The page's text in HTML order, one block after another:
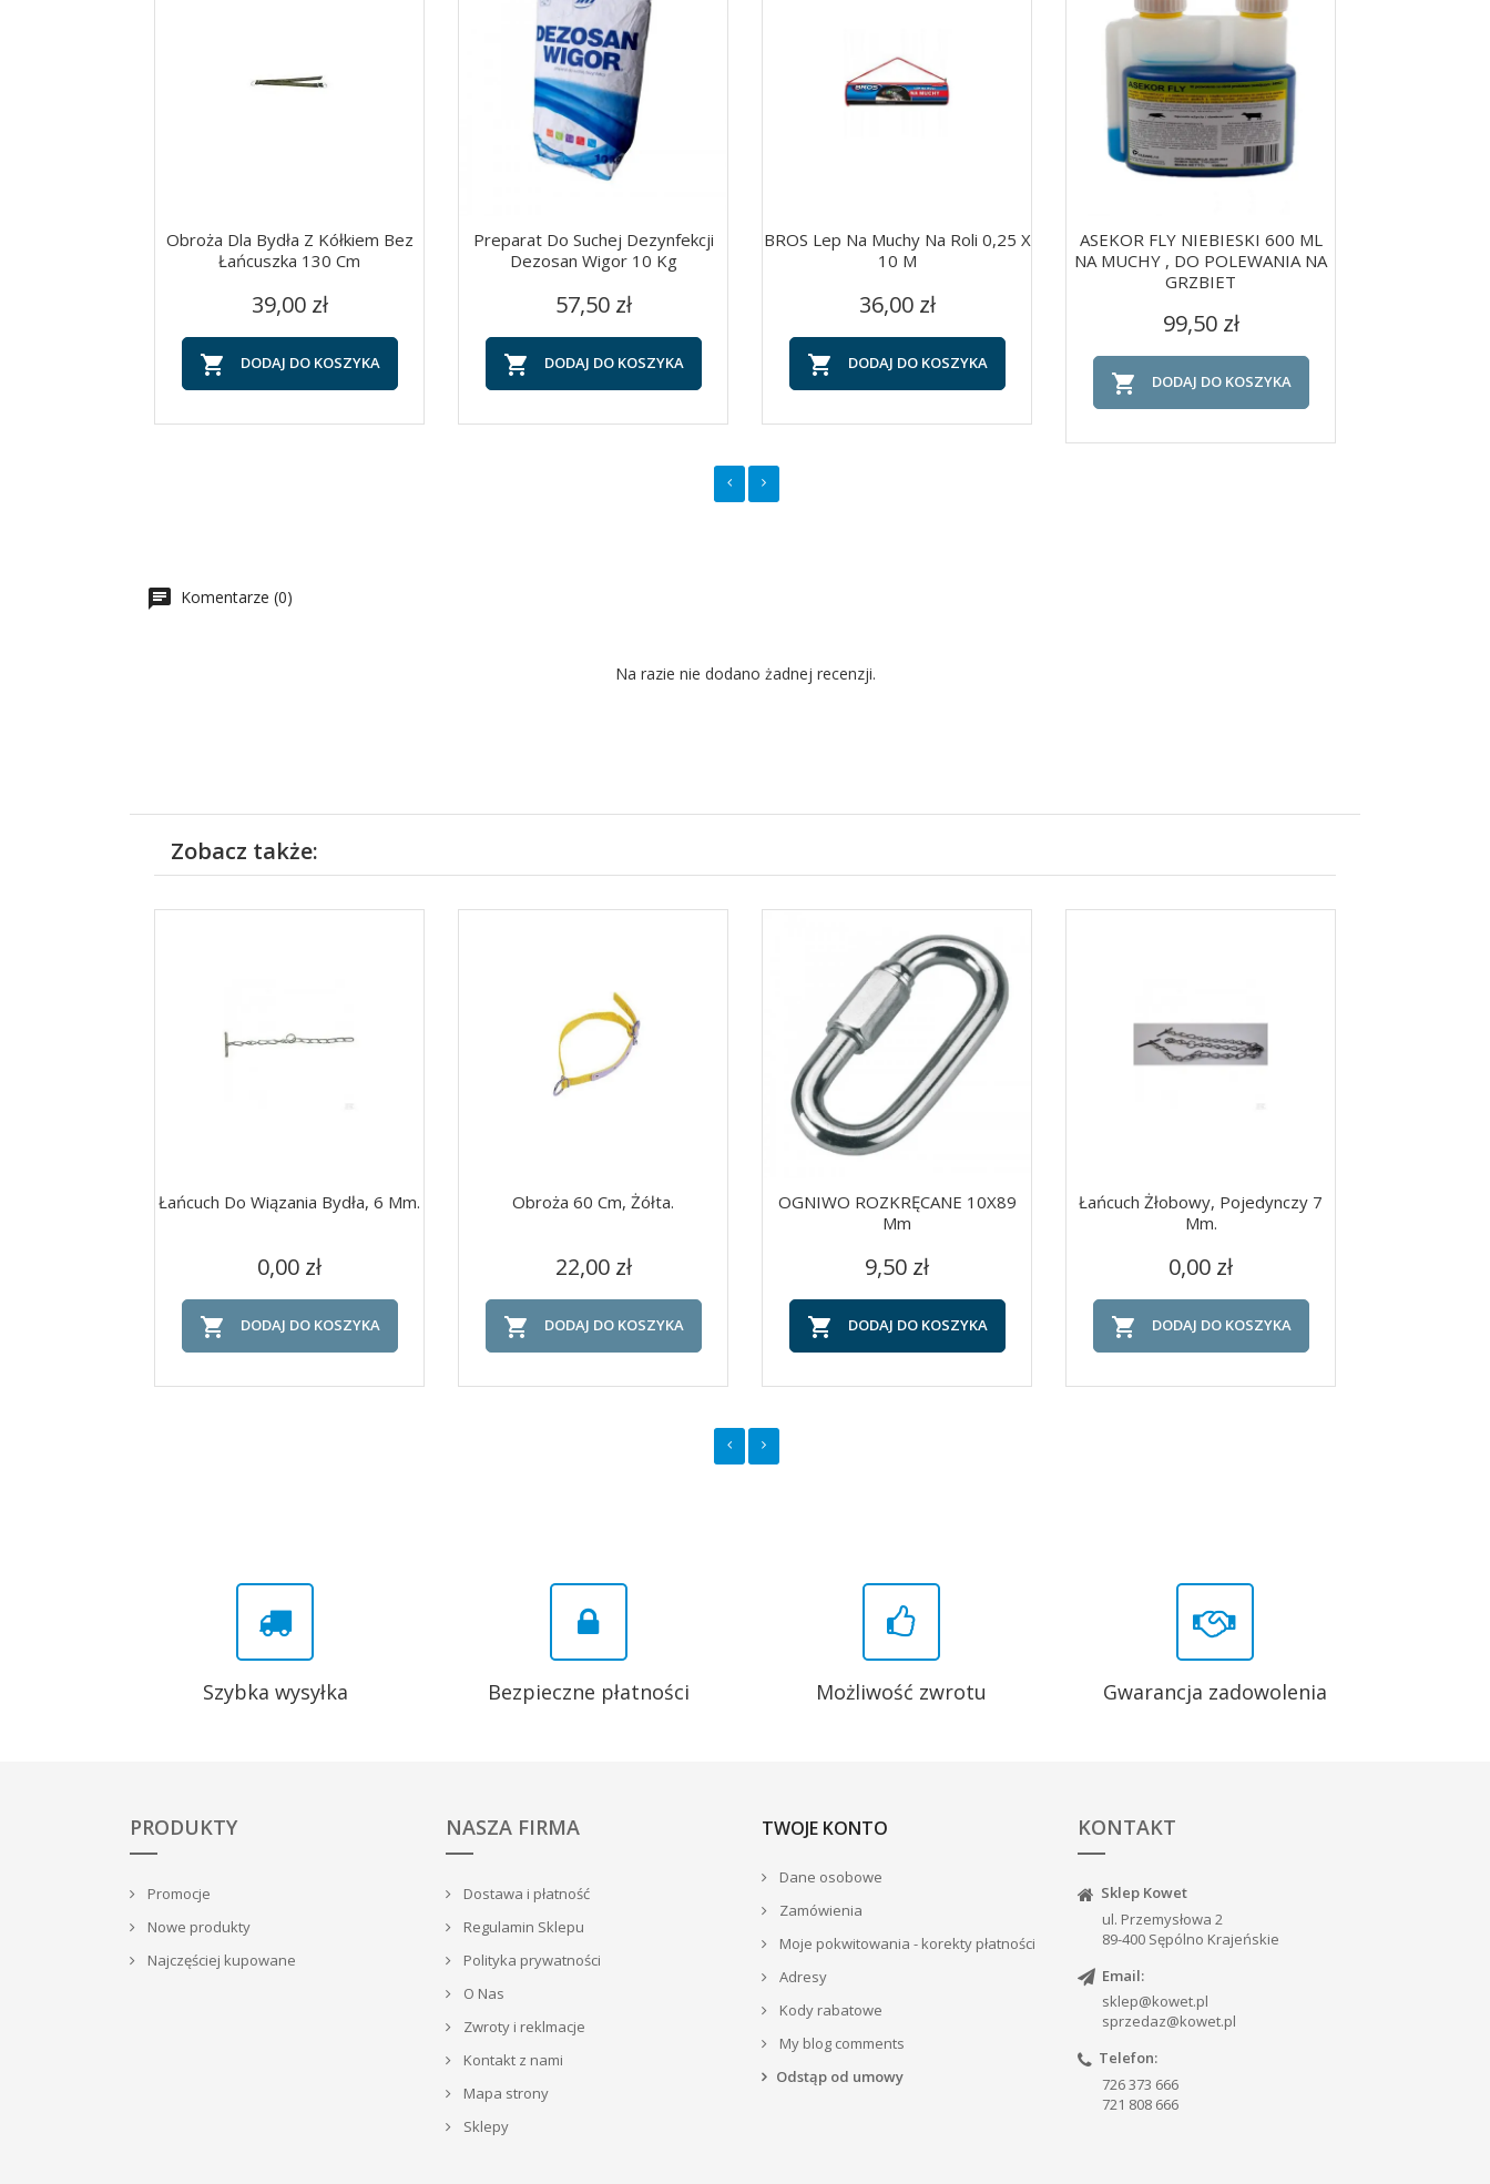
Szybki podgląd
Obroża Dla Bydła Z Kółkiem Bez
Łańcuszka 130 Cm
Cena
39,00 zł
 DODAJ DO KOSZYKA
Szybki podgląd
Preparat Do Suchej Dezynfekcji
Dezosan Wigor 10 Kg
Cena
57,50 zł
 DODAJ DO KOSZYKA
Szybki podgląd
BROS Lep Na Muchy Na Roli 0,25 X
10 M
Cena
36,00 zł
 DODAJ DO KOSZYKA
ASEKOR FLY NIEBIESKI 600 ML
NA MUCHY , DO POLEWANIA NA
GRZBIET
Cena
99,50 zł
 DODAJ DO KOSZYKA
Komentarze (0)
Na razie nie dodano żadnej recenzji.
Zobacz także:
Szybki podgląd
Łańcuch Do Wiązania Bydła, 6 Mm.
Cena
0,00 zł
 DODAJ DO KOSZYKA
Szybki podgląd
Obroża 60 Cm, Żółta.
Cena
22,00 zł
 DODAJ DO KOSZYKA
Szybki podgląd
OGNIWO ROZKRĘCANE 10X89
Mm
Cena
9,50 zł
 DODAJ DO KOSZYKA
Szybki podgląd
Łańcuch Żłobowy, Pojedynczy 7
Mm.
Cena
0,00 zł
 DODAJ DO KOSZYKA
Szybka wysyłka Bezpieczne płatności Możliwość zwrotu Gwarancja zadowolenia
PRODUKTY
Promocje
Nowe produkty
Najczęściej kupowane
NASZA FIRMA
Dostawa i płatność
Regulamin Sklepu
Polityka prywatności
O Nas
Zwroty i reklmacje
Kontakt z nami
Mapa strony
Sklepy
TWOJE KONTO
Dane osobowe
Zamówienia
Moje pokwitowania - korekty płatności
Adresy
Kody rabatowe
My blog comments
Odstąp od umowy
KONTAKT
Sklep Kowet
ul. Przemysłowa 2
89-400 Sępólno Krajeńskie
Email:
sklep@kowet.pl
sprzedaz@kowet.pl
Telefon:
726 373 666
721 808 666